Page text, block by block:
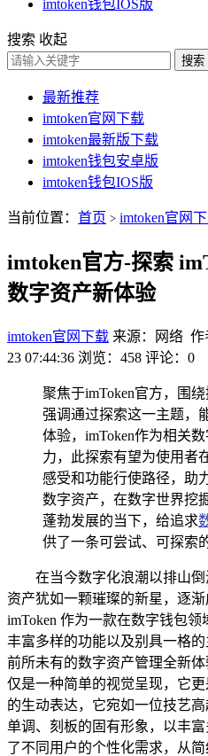
imtoken钱包IOS版
搜索 收起
搜索
最新推荐
imtoken官网下载
imtoken最新版下载
imtoken钱包安卓版
imtoken钱包IOS版
当前位置： 首页 > imtoken官网
imtoken官方-探索
数字资产新体验
imtoken官网下载 来源：网络 作
23 07:44:36 浏览：458 评论：0
聚焦于imToken官方，围绕
强调通过探索这一主题，
体验，imToken作为相关
力，此探索有望为使用者
感受和功能行使路径，助
数字资产，在数字世界挖
蓬勃发展的当下，给追求
供了一条可尝试、可探索
在当今数字化浪潮以排山
资产犹如一颗璀璨的新星，逐
imToken 作为一款在数字钱包
丰富多样的功能以及别具一格
前所未有的数字资产管理全新
仅是一种简单的视觉呈现，它
的生动表达，它宛如一位技艺
单调、刻板的固有形象，以丰
了不同用户的个性化需求，从